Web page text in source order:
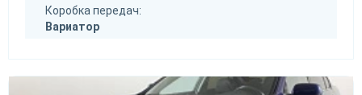
Коробка передач:
Вариатор